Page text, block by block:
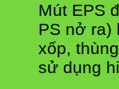
Mút EPS
PS nở ra)
xốp,
sử dụng